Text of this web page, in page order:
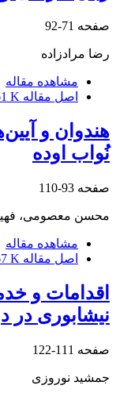
صفحه 71-92
رضا مرادزاده
مشاهده مقاله
اصل مقاله K
هندوان و
نُواب اوده
صفحه 93-110
محسن معصومی،
مشاهده مقاله
اصل مقاله K
اقدامات و
نیشابوری در
صفحه 111-122
جمشید نوروزی